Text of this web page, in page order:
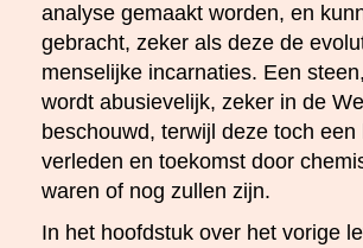
analyse gemaakt worden, en
gebracht, zeker als deze de
menselijke incarnaties. Een
wordt abusievelijk, zeker in de
beschouwd, terwijl deze toch
verleden en toekomst door
waren of nog zullen zijn.
In het hoofdstuk over het vorige